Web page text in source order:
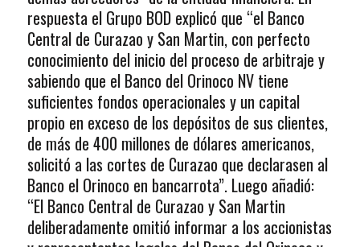
respuesta el Grupo BOD explicó que “el Banco
Central de Curazao y San Martin, con perfecto
conocimiento del inicio del proceso de arbitraje y
sabiendo que el Banco del Orinoco NV tiene
suficientes fondos operacionales y un capital
propio en exceso de los depósitos de sus clientes,
de más de 400 millones de dólares americanos,
solicitó a las cortes de Curazao que declarasen al
Banco el Orinoco en bancarrota”. Luego añadió:
“El Banco Central de Curazao y San Martin
deliberadamente omitió informar a los accionistas